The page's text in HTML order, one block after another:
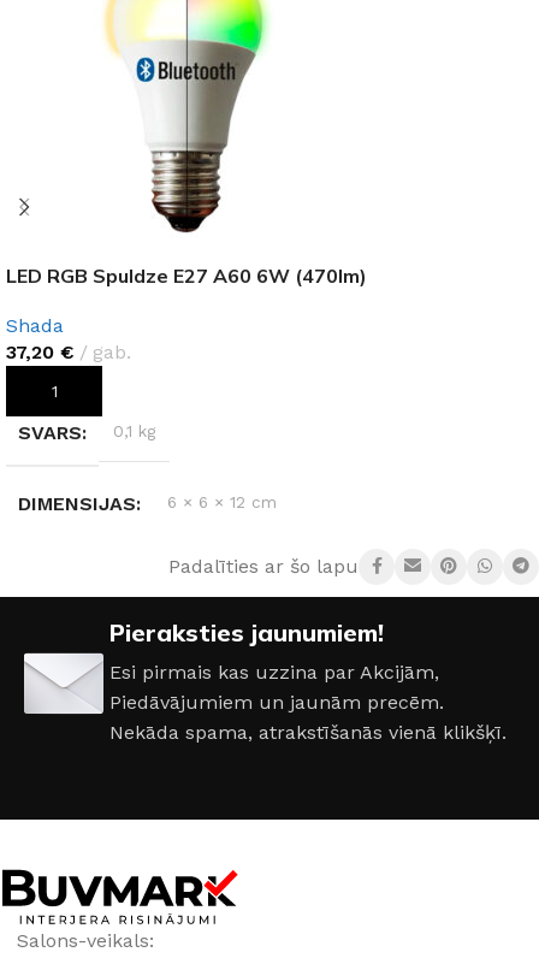
LED RGB Spuldze E27 A60 6W (470lm)
Shada
37,20 € gab.
PIEVIENOT GROZAM
SVARS 0,1 kg
DIMENSIJAS 6 × 6 × 12 cm
Shada
AIZSARDZĪBAS KLASE IP20
COKOLA TIPS E27
GAISMAS PLŪSMA
Padalīties ar šo lapu:
Pieraksties jaunumiem!
Esi pirmais kas uzzina par Akcijām,
Piedāvājumiem un jaunām precēm.
Nekāda spama, atrakstīšanās vienā klikšķī.
Salons-veikals: